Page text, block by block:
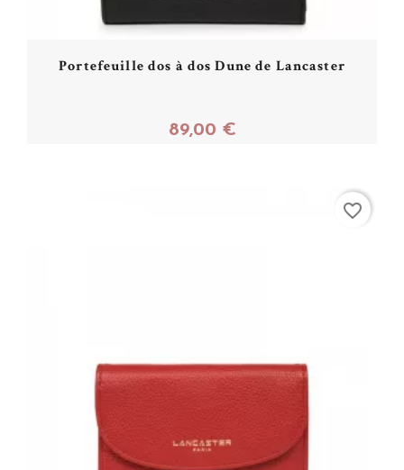
Portefeuille dos à dos Dune de Lancaster
89,00 €
favorite_border